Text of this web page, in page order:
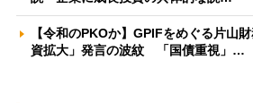
【令和のPKOか】GPIFをめぐる片山
資拡大」発言の波紋 「国債重視」…